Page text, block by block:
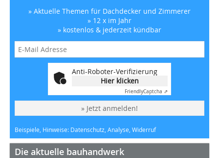
» Aktuelle Themen für Dachdecker und Zimmerer
» 12 x im Jahr
» kostenlos & jederzeit kündbar
Anti-Roboter-Verifizierung
Hier klicken
FriendlyCaptcha ⇗
» Jetzt anmelden!
Beispiele, Hinweise: Datenschutz, Analyse, Widerruf
Die aktuelle bauhandwerk